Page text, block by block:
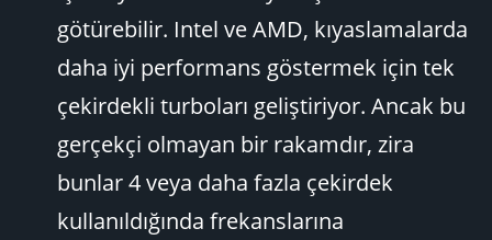
götürebilir. Intel ve AMD, kıyaslamalarda
daha iyi performans göstermek için tek
çekirdekli turboları geliştiriyor. Ancak bu
gerçekçi olmayan bir rakamdır, zira
bunlar 4 veya daha fazla çekirdek
kullanıldığında frekanslarına